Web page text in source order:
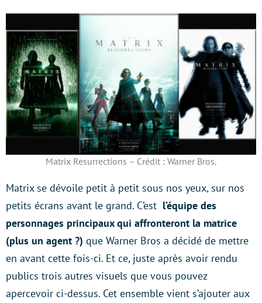
Matrix Resurrections – Crédit : Warner Bros.
Matrix se dévoile petit à petit sous nos yeux, sur nos
petits écrans avant le grand. C’est l’équipe des
personnages principaux qui affronteront la matrice
(plus un agent ?) que Warner Bros a décidé de mettre
en avant cette fois-ci. Et ce, juste après avoir rendu
publics trois autres visuels que vous pouvez
apercevoir ci-dessus. Cet ensemble vient s’ajouter aux